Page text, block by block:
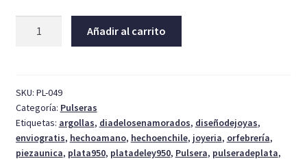
cantidad
Añadir al carrito
SKU: PL-049
Categoría: Pulseras
Etiquetas: argollas, diadelosenamorados, diseñodejoyas,
enviogratis, hechoamano, hechoenchile, joyeria, orfebrería,
piezaunica, plata950, platadeley950, Pulsera, pulseradeplata,